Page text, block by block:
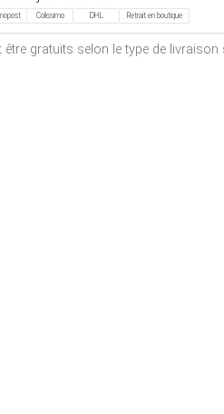
Colissimo DHL Retrait en boutique
être gratuits selon le type de